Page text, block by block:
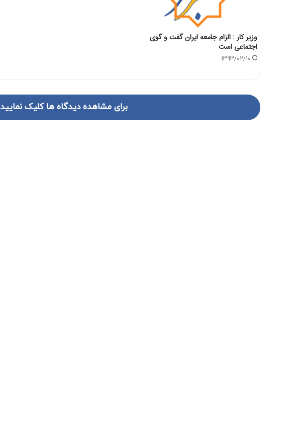
وزیر کار :‌ الزام جامعه ایران گفت و گوی
اجتماعی است
1393/02/10
برای مشاهده دیدگاه ها کلیک نمایید